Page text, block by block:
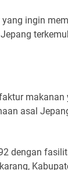
ingin
makanan
asal
dengan